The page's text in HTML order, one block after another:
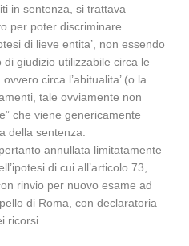
in sentenza, si trattava
per poter discriminare
di lieve entita’, non essendo
giudizio utilizzabile circa le
circa l’abitualita’ (o la
tale ovviamente non
che viene genericamente
della sentenza.
annullata limitatamente
di cui all’articolo 73,
rinvio per nuovo esame ad
di Roma, con declaratoria
ricorsi.